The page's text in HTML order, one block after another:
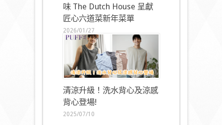
味 The Dutch House 呈獻
匠心六道菜新年菜單
2026/01/27
清涼升級！洗水背心及涼感
背心登場!
2025/07/10